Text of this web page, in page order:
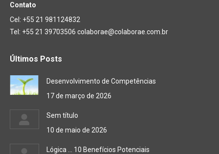
Contato
Cel: +55 21 981124832
Tel: +55 21 39703506 colaborae@colaborae.com.br
Últimos Posts
Desenvolvimento de Competências
17 de março de 2026
Sem título
10 de maio de 2026
Lógica … 10 Benefícios Potenciais